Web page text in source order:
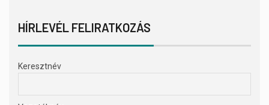
HÍRLEVÉL FELIRATKOZÁS
Keresztnév